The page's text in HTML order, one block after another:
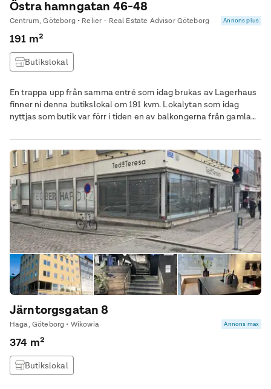
Östra hamngatan 46-48
Centrum, Göteborg • Relier - Real Estate Advisor Göteborg Annons plus
191 m²
Butikslokal
En trappa upp från samma entré som idag brukas av Lagerhaus
finner ni denna butikslokal om 191 kvm. Lokalytan som idag
nyttjas som butik var förr i tiden en av balkongerna från gamla
historia och det finns möjligheter att anpassa lokalen efter den
verksamhet som kommer bedrivas.
Järntorgsgatan 8
Haga, Göteborg • Wikowia Annons max
374 m²
Butikslokal